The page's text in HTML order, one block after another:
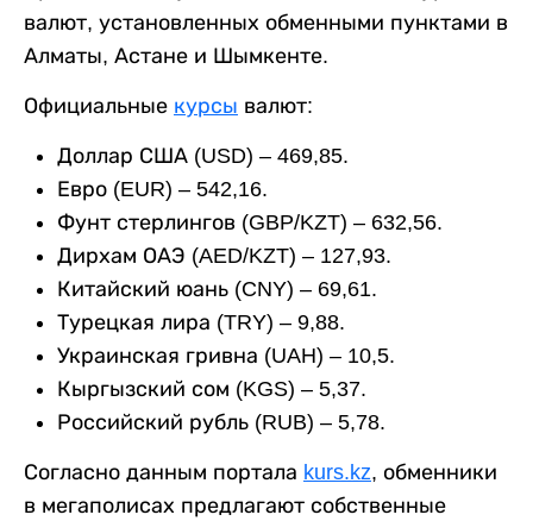
валют, установленных обменными пунктами в
Алматы, Астане и Шымкенте.
Официальные курсы валют:
Доллар США (USD) – 469,85.
Евро (EUR) – 542,16.
Фунт стерлингов (GBP/KZT) – 632,56.
Дирхам ОАЭ (AED/KZT) – 127,93.
Китайский юань (CNY) – 69,61.
Турецкая лира (TRY) – 9,88.
Украинская гривна (UAH) – 10,5.
Кыргызский сом (KGS) – 5,37.
Российский рубль (RUB) – 5,78.
Согласно данным портала kurs.kz, обменники
в мегаполисах предлагают собственные